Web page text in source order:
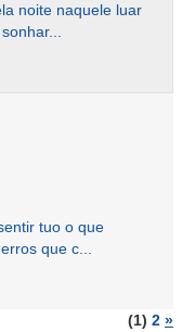
noite naquele luar
tuo o que
que c...
(1) 2 »